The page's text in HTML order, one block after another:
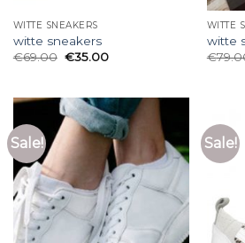
WITTE SNEAKERS
witte sneakers
€69.00 €35.00
WITTE
witte
€
Sale! Sale!